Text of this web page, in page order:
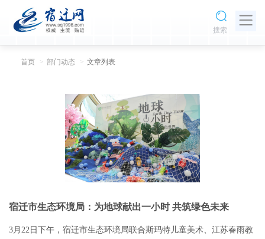
搜索
首页 部门动态 文章列表
宿迁市生态环境局：为地球献出一小时 共筑绿色未来
3月22日下午，宿迁市生态环境局联合斯玛特儿童美术、江苏春雨教